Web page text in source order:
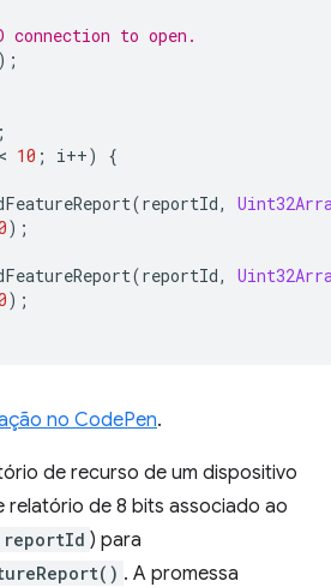
to open.
;
< 10 ; i++)
{
(reportId,
);
(reportId,
);
no CodePen.
de recurso de um dispositivo
relatório de 8 bits associado ao
reportId ) para
. A promessa